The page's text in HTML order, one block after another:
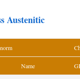
Austenitic
Name